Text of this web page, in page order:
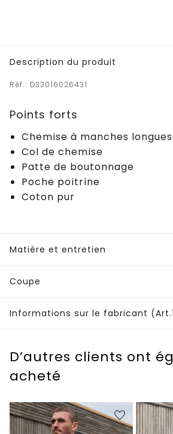
Description du produit
Réf.: D33016026431
Points forts
Chemise à manches longues
Col de chemise
Patte de boutonnage
Poche poitrine
Coton pur
Matière et entretien
Coupe
Informations sur le fabricant
D’autres clients ont
acheté